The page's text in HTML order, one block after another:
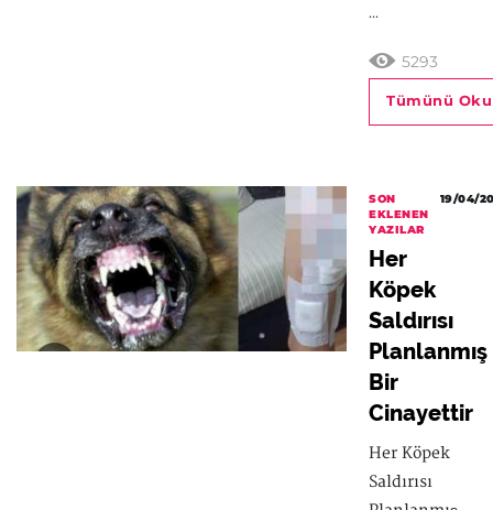
...
5293
Tümünü Oku
SON
EKLENEN
YAZILAR
19/04/
Her
Köpek
Saldırısı
Planlanmış
Bir
Cinayettir
Her Köpek
Saldırısı